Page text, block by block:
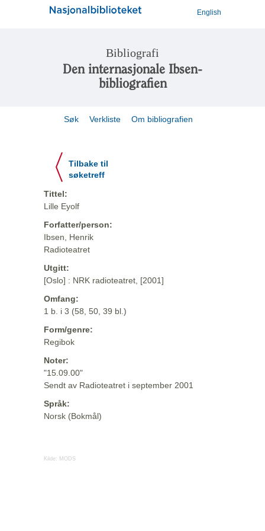
English
Bibliografi
Den internasjonale Ibsen-
bibliografien
Søk Verkliste Om bibliografien
Tilbake til
søketreff
Tittel:
Lille Eyolf
Forfatter/person:
Ibsen, Henrik
Radioteatret
Utgitt:
[Oslo] : NRK radioteatret, [2001]
Omfang:
1 b. i 3 (58, 50, 39 bl.)
Form/genre:
Regibok
Noter:
"15.09.00"
Sendt av Radioteatret i september 2001
Språk:
Norsk (Bokmål)
Kilde: MODS